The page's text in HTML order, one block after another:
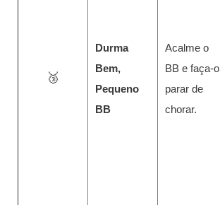
🥉
Durma
Bem,
Pequeno
BB
Acalme o
BB e faça-o
parar de
chorar.